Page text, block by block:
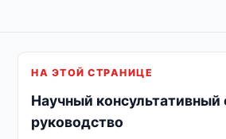
НА ЭТОЙ СТРАНИЦЕ
Научный консультативный
руководство